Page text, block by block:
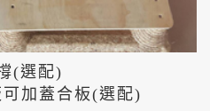
(選配)
加蓋合板(選配)